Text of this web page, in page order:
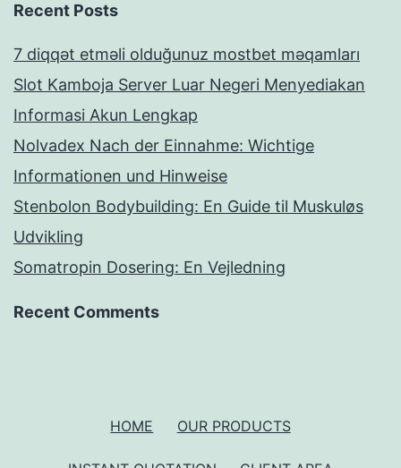
Recent Posts
7 diqqət etməli olduğunuz mostbet məqamları
Slot Kamboja Server Luar Negeri Menyediakan
Informasi Akun Lengkap
Nolvadex Nach der Einnahme: Wichtige
Informationen und Hinweise
Stenbolon Bodybuilding: En Guide til Muskuløs
Udvikling
Somatropin Dosering: En Vejledning
Recent Comments
HOME OUR PRODUCTS